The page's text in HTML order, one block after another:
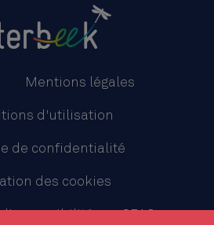
Mentions légales
d'utilisation
de confidentialité
des cookies
CPAS